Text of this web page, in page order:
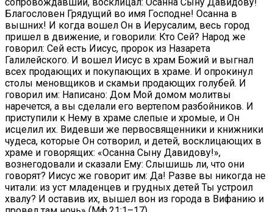
Благословен Грядущий во имя Господне! Осанна в
вышних! И когда вошел Он в Иерусалим, весь город
пришел в движение, и говорили: Кто Сей? Народ же
говорил: Сей есть Иисус, пророк из Назарета
Галилейского. И вошел Иисус в храм Божий и выгнал
всех продающих и покупающих в храме. И опрокинул
столы меновщиков и скамьи продающих голубей. И
говорил им: Написано: Дом Мой домом молитвы
наречется, а вы сделали его вертепом разбойников. И
приступили к Нему в храме слепые и хромые, и Он
исцелил их. Видевши же первосвященники и книжники
чудеса, которые Он сотворил, и детей, восклицающих в
храме и говорящих: «Осанна Сыну Давидову!»,
вознегодовали и сказали Ему: Слышишь ли, что они
говорят? Иисус же говорит им: Да! Разве вы никогда не
читали: из уст младенцев и грудных детей Ты устроил
хвалу? И оставив их, вышел вон из города в Вифанию и